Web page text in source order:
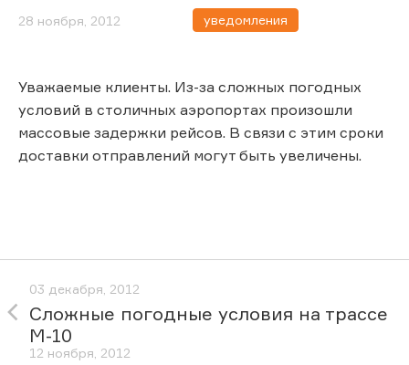
28 ноября, 2012 уведомления
Уважаемые клиенты. Из-за сложных погодных
условий в столичных аэропортах произошли
массовые задержки рейсов. В связи с этим сроки
доставки отправлений могут быть увеличены.
03 декабря, 2012
Сложные погодные условия на трассе
М-10
12 ноября, 2012